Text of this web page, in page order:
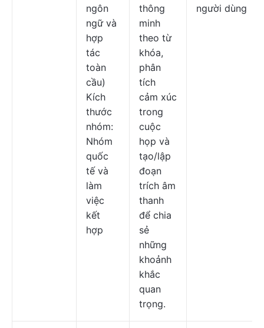
ngôn
ngữ và
hợp
tác
toàn
cầu)
Kích
thước
nhóm:
Nhóm
quốc
tế và
làm
việc
kết
hợp
thông
minh
theo từ
khóa,
phân
tích
cảm xúc
trong
cuộc
họp và
tạo/lập
đoạn
trích âm
thanh
để chia
sẻ
những
khoảnh
khắc
quan
trọng.
người dùng